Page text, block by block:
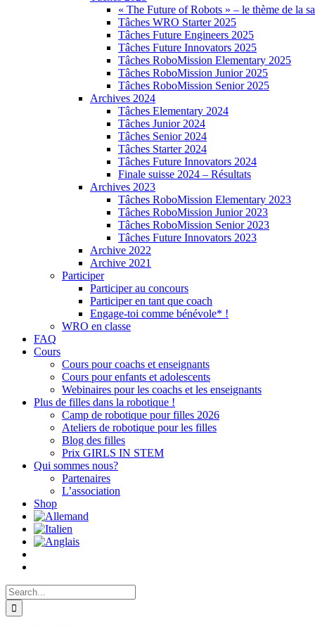
« The Future of Robots » – le thème de la
Tâches WRO Starter 2025
Tâches Future Engineers 2025
Tâches Future Innovators 2025
Tâches RoboMission Elementary 2025
Tâches RoboMission Junior 2025
Tâches RoboMission Senior 2025
Archives 2024
Tâches Elementary 2024
Tâches Junior 2024
Tâches Senior 2024
Tâches Starter 2024
Tâches Future Innovators 2024
Finale suisse 2024 – Résultats
Archives 2023
Tâches RoboMission Elementary 2023
Tâches RoboMission Junior 2023
Tâches RoboMission Senior 2023
Tâches Future Innovators 2023
Archive 2022
Archive 2021
Participer
Participer au concours
Participer en tant que coach
Engage-toi comme bénévole* !
WRO en classe
FAQ
Cours
Cours pour coachs et enseignants
Cours pour enfants et adolescents
Webinaires pour les coachs et les enseignants
Plus de filles dans la robotique !
Camp de robotique pour filles 2026
Ateliers de robotique pour les filles
Blog des filles
Prix GIRLS IN STEM
Qui sommes nous?
Partenaires
L’association
Shop
Search
for: